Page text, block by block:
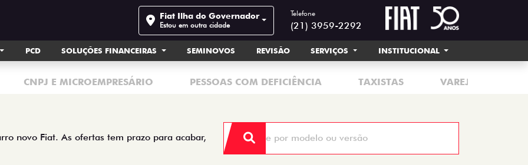
Fiat Ilha do Governador
Estou em outra cidade
Telefone
(21) 3959-2292
PCD SOLUÇÕES FINANCEIRAS SEMINOVOS REVISÃO SERVIÇOS INSTITUCIONAL
CNPJ E MICROEMPRESÁRIO PESSOAS COM DEFICIÊNCIA TAXISTAS VAREJO
novo Fiat. As ofertas tem prazo para acabar,